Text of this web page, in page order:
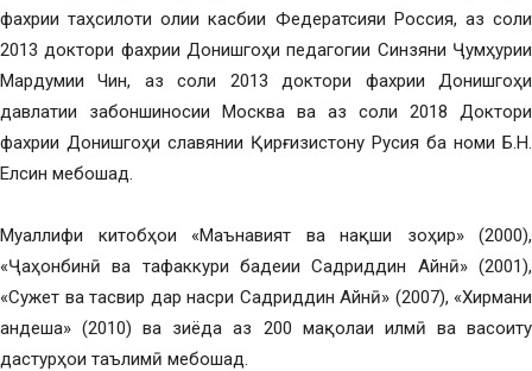
фахрии таҳсилоти олии касбии Федератсияи Россия, аз соли
2013 доктори фахрии Донишгоҳи педагогии Синзяни Ҷумҳурии
Мардумии Чин, аз соли 2013 доктори фахрии Донишгоҳи
давлатии забоншиносии Москва ва аз соли 2018 Доктори
фахрии Донишгоҳи славянии Қирғизистону Русия ба номи Б.Н.
Елсин мебошад.
Муаллифи китобҳои «Маънавият ва нақши зоҳир» (2000),
«Ҷаҳонбинӣ ва тафаккури бадеии Садриддин Айнӣ» (2001),
«Сужет ва тасвир дар насри Садриддин Айнӣ» (2007), «Хирмани
андеша» (2010) ва зиёда аз 200 мақолаи илмӣ ва васоиту
дастурҳои таълимӣ мебошад.